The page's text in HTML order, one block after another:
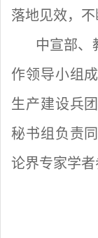
落地见效，不
中宣部、
作领导小组
生产建设兵
秘书组负责
论界专家学者